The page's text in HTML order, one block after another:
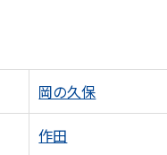
岡の久保
作田